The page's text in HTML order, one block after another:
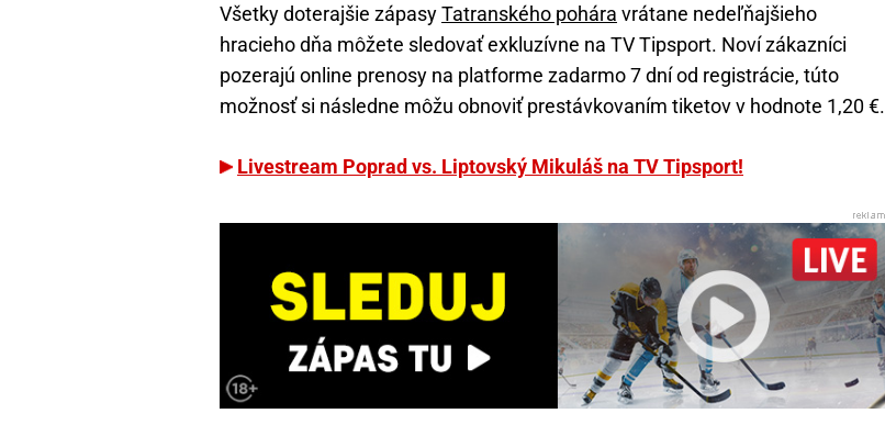
Všetky doterajšie zápasyTatranského pohára vrátane nedeľňajšieho
hracieho dňa môžete sledovať exkluzívne na TV Tipsport. Noví zákazníci
pozerajú online prenosy na platforme zadarmo 7 dní od registrácie, túto
možnosť si následne môžu obnoviť prestávkovaním tiketov v hodnote 1,20 €.
Livestream Poprad vs. Liptovský Mikuláš na TV Tipsport!